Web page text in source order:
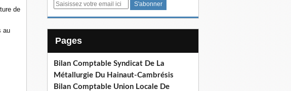
de
au
E
Pages
Bilan Comptable Syndicat De La
Métallurgie Du Hainaut-Cambrésis
Bilan Comptable Union Locale De